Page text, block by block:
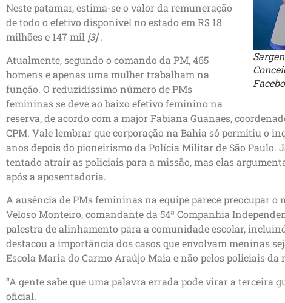
Neste patamar, estima-se o valor da remuneração
de todo o efetivo disponível no estado em R$ 18
milhões e 147 mil [3].
Atualmente, segundo o comando da PM, 465
homens e apenas uma mulher trabalham na
função. O reduzidíssimo número de PMs
femininas se deve ao baixo efetivo feminino na
reserva, de acordo com a major Fabiana Guanaes,
CPM. Vale lembrar que corporação na Bahia só permitiu o
anos depois do pioneirismo da Polícia Militar de São Paulo.
tentado atrair as policiais para a missão, mas elas
após a aposentadoria.
A ausência de PMs femininas na equipe parece preocupar o
Veloso Monteiro, comandante da 54ª Companhia
palestra de alinhamento para a comunidade escolar,
destacou a importância dos casos que envolvam meninas
Escola Maria do Carmo Araújo Maia e não pelos policiais da
“A gente sabe que uma palavra errada pode virar a terceira
oficial.